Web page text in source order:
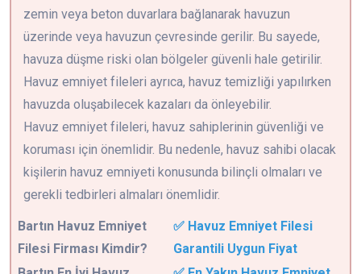
zemin veya beton duvarlara bağlanarak havuzun
üzerinde veya havuzun çevresinde gerilir. Bu sayede,
havuza düşme riski olan bölgeler güvenli hale getirilir.
Havuz emniyet fileleri ayrıca, havuz temizliği yapılırken
havuzda oluşabilecek kazaları da önleyebilir.
Havuz emniyet fileleri, havuz sahiplerinin güvenliği ve
koruması için önemlidir. Bu nedenle, havuz sahibi olacak
kişilerin havuz emniyeti konusunda bilinçli olmaları ve
gerekli tedbirleri almaları önemlidir.
Bartın Havuz Emniyet
Filesi Firması Kimdir?
✅ Havuz Emniyet Filesi
Garantili Uygun Fiyat